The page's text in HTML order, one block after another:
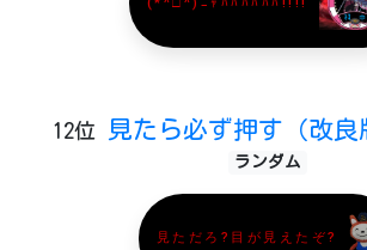
(*^□^)ﾆｬﾊﾊﾊﾊﾊﾊ!!!!
12位 見たら必ず押す（改良
ランダム
見ただろ?目が見えたぞ?